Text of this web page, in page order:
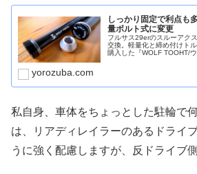
しっかり固定で利点も
量ボルト式に変更
フルサス29erのスルーアク
交換。軽量化と締め付けト
購入した『WOLF TOOHT/
yorozuba.com
私自身、車体をちょっとした駐輪で
は、リアディレイラーのあるドライ
うに強く配慮しますが、反ドライブ